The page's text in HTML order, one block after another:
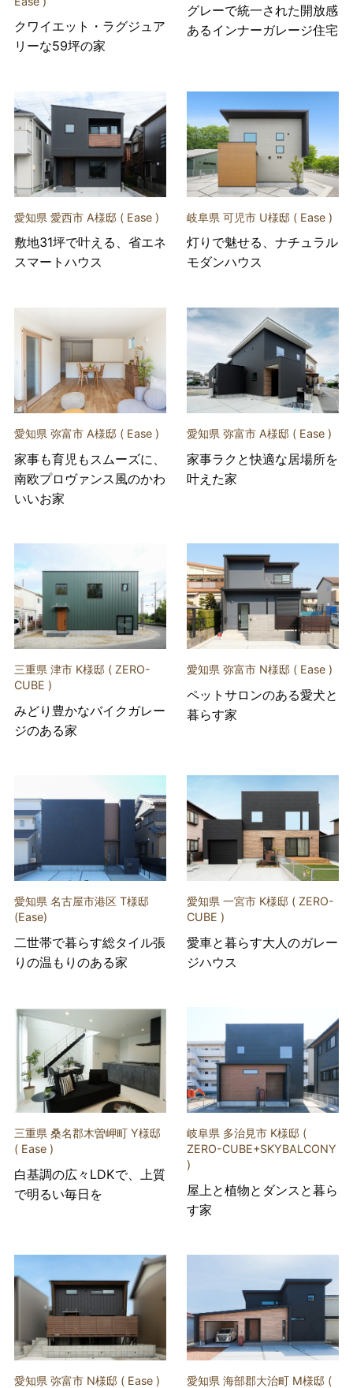
クワイエット・ラグジュア
リーな59坪の家
グレーで統一された開放感
あるインナーガレージ住宅
愛知県 愛西市 A様邸 ( Ease )
敷地31坪で叶える、省エネ
スマートハウス
岐阜県 可児市 U様邸 ( Ease )
灯りで魅せる、ナチュラル
モダンハウス
愛知県 弥富市 A様邸 ( Ease )
家事も育児もスムーズに、
南欧プロヴァンス風のかわ
いいお家
愛知県 弥富市 A様邸 ( Ease )
家事ラクと快適な居場所を
叶えた家
三重県 津市 K様邸 ( ZERO-
CUBE )
みどり豊かなバイクガレー
ジのある家
愛知県 弥富市 N様邸 ( Ease )
ペットサロンのある愛犬と
暮らす家
愛知県 名古屋市港区 T様邸
(Ease)
二世帯で暮らす総タイル張
りの温もりのある家
愛知県 一宮市 K様邸 ( ZERO-
CUBE )
愛車と暮らす大人のガレー
ジハウス
三重県 桑名郡木曽岬町 Y様邸
( Ease )
白基調の広々LDKで、上質
で明るい毎日を
岐阜県 多治見市 K様邸 (
ZERO-CUBE+SKYBALCONY
)
屋上と植物とダンスと暮ら
す家
愛知県 弥富市 N様邸 ( Ease )
愛知県 海部郡大治町 M様邸 (